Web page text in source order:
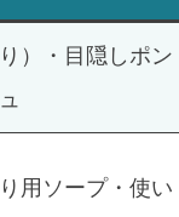
）・目隠しポン
用ソープ・使い